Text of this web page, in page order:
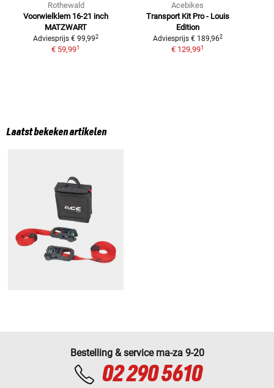
Rothewald
Voorwielklem 16-21 inch
MATZWART
Adviesprijs € 99,992
€ 59,991
Acebikes
Transport Kit Pro - Louis
Edition
Adviesprijs € 189,962
€ 129,991
Laatst bekeken artikelen
Bestelling & service ma-za 9-20
02 290 5610